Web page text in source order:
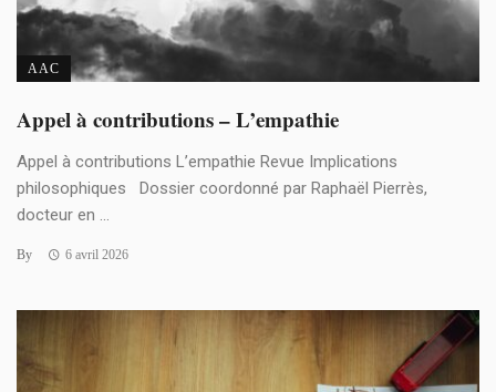
AAC
Appel à contributions – L’empathie
Appel à contributions L’empathie Revue Implications
philosophiques Dossier coordonné par Raphaël Pierrès,
docteur en ...
By 6 avril 2026